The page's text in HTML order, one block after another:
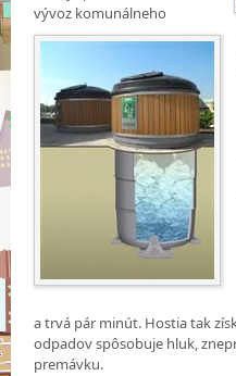
vývoz komunálneho
a trvá pár minút. Hostia tak
odpadov spôsobuje hluk,
premávku.